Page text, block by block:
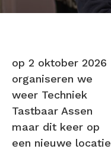
op 2 oktober 2026
organiseren we
weer Techniek
Tastbaar Assen
maar dit keer op
een nieuwe locatie